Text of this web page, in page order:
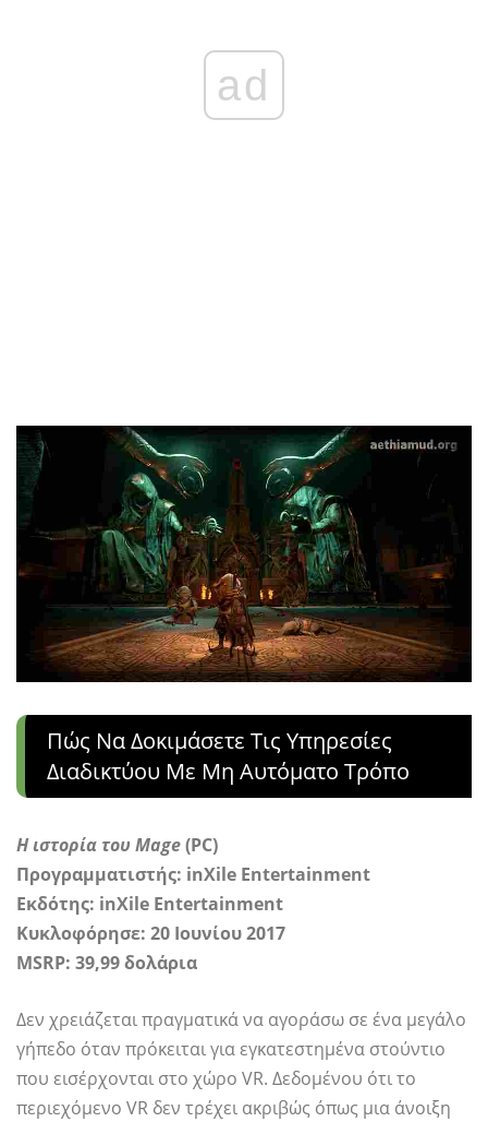
ad
Πώς Να Δοκιμάσετε Τις Υπηρεσίες
Διαδικτύου Με Μη Αυτόματο Τρόπο
Η ιστορία του Mage(PC)
Προγραμματιστής: inXile Entertainment
Εκδότης: inXile Entertainment
Κυκλοφόρησε: 20 Ιουνίου 2017
MSRP: 39,99 δολάρια
Δεν χρειάζεται πραγματικά να αγοράσω σε ένα μεγάλο
γήπεδο όταν πρόκειται για εγκατεστημένα στούντιο
που εισέρχονται στο χώρο VR. Δεδομένου ότι το
περιεχόμενο VR δεν τρέχει ακριβώς όπως μια άνοιξη